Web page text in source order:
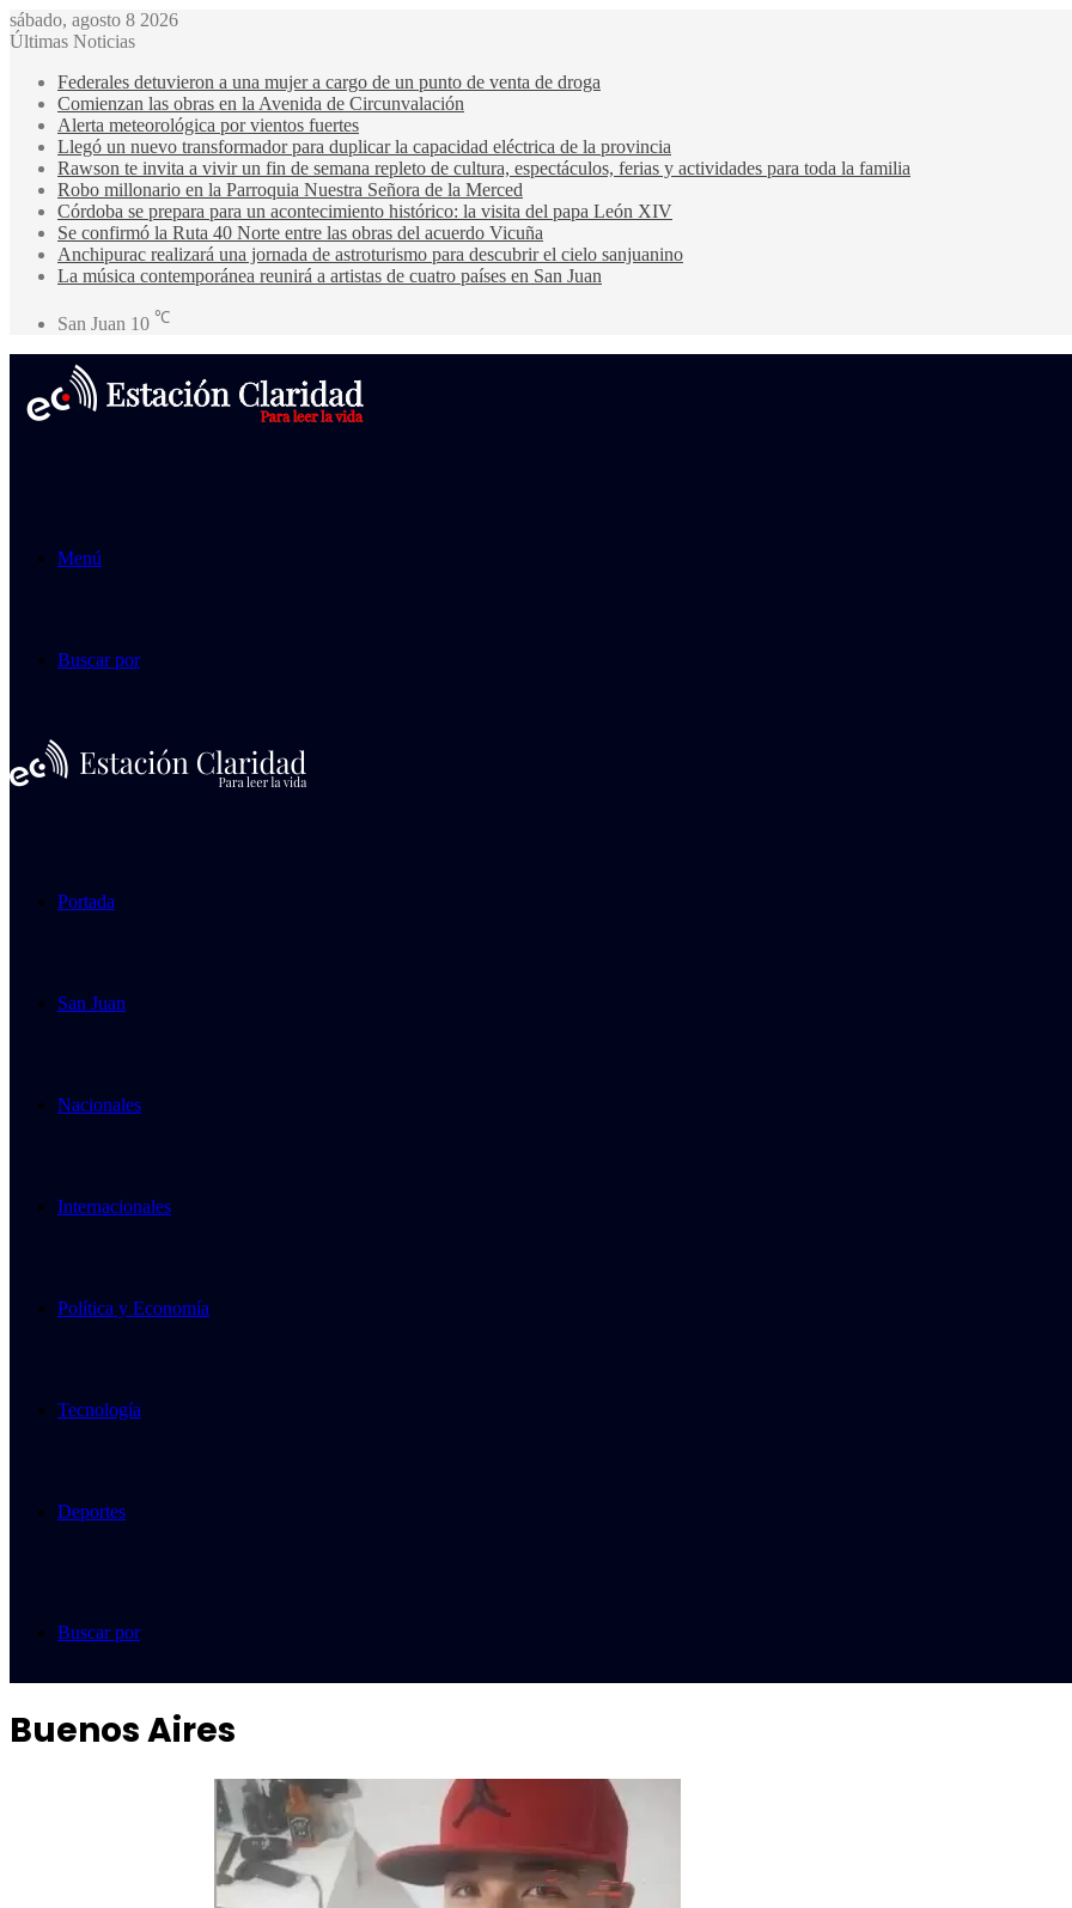
sábado, agosto 8 2026
Últimas Noticias
Federales detuvieron a una mujer a cargo de un punto de venta de droga
Comienzan las obras en la Avenida de Circunvalación
Alerta meteorológica por vientos fuertes
Llegó un nuevo transformador para duplicar la capacidad eléctrica de la provincia
Rawson te invita a vivir un fin de semana repleto de cultura, espectáculos, ferias y actividades para toda la familia
Robo millonario en la Parroquia Nuestra Señora de la Merced
Córdoba se prepara para un acontecimiento histórico: la visita del papa León XIV
Se confirmó la Ruta 40 Norte entre las obras del acuerdo Vicuña
Anchipurac realizará una jornada de astroturismo para descubrir el cielo sanjuanino
La música contemporánea reunirá a artistas de cuatro países en San Juan
San Juan 10 ℃
Menú
Buscar por
Portada
San Juan
Nacionales
Internacionales
Política y Economía
Tecnología
Deportes
Buscar por
Buenos Aires